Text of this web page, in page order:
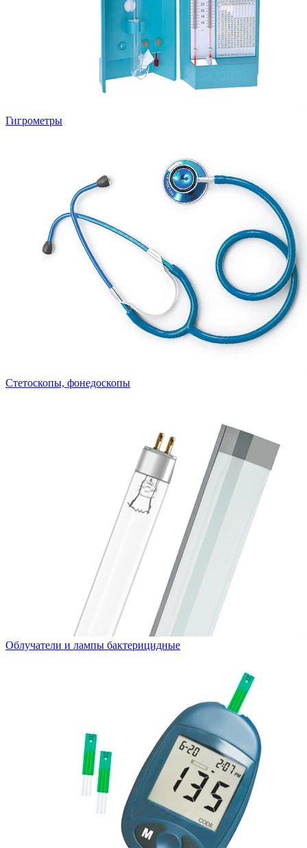
Гигрометры
Стетоскопы, фонедоскопы
Облучатели и лампы бактерицидные